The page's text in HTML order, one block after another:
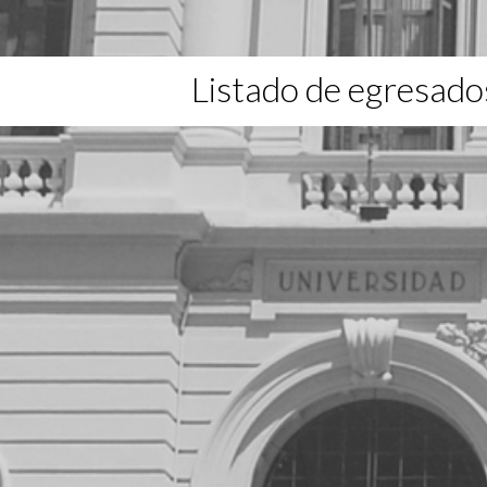
Listado de